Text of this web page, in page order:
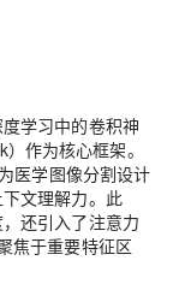
学习中的卷积神
作为核心框架。
医学图像分割设计
文理解力。此
还引入了注意力
焦于重要特征区